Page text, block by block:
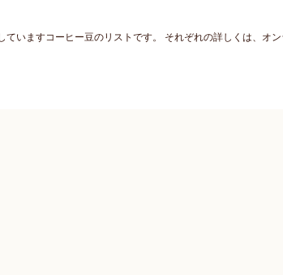
ていますコーヒー豆のリストです。 それぞれの詳しくは、オ